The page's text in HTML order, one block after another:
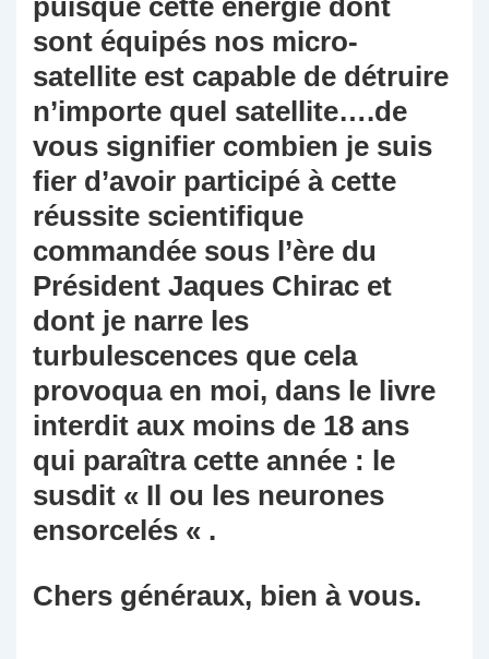
puisque cette énergie dont
sont équipés nos micro-
satellite est capable de détruire
n’importe quel satellite….de
vous signifier combien je suis
fier d’avoir participé à cette
réussite scientifique
commandée sous l’ère du
Président Jaques Chirac et
dont je narre les
turbulescences que cela
provoqua en moi, dans le livre
interdit aux moins de 18 ans
qui paraîtra cette année : le
susdit « Il ou les neurones
ensorcelés « .
Chers généraux, bien à vous.